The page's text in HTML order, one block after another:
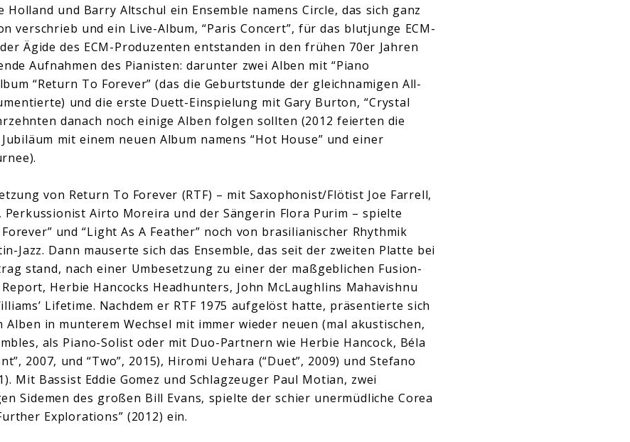
Holland und Barry Altschul ein Ensemble namens Circle, das sich ganz
verschrieb und ein Live-Album, “Paris Concert”, für das blutjunge ECM-
Ägide des ECM-Produzenten entstanden in den frühen 70er Jahren
Aufnahmen des Pianisten: darunter zwei Alben mit “Piano
“Return To Forever” (das die Geburtstunde der gleichnamigen All-
und die erste Duett-Einspielung mit Gary Burton, “Crystal
danach noch einige Alben folgen sollten (2012 feierten die
mit einem neuen Album namens “Hot House” und einer
von Return To Forever (RTF) – mit Saxophonist/Flötist Joe Farrell,
Perkussionist Airto Moreira und der Sängerin Flora Purim – spielte
und “Light As A Feather” noch von brasilianischer Rhythmik
Jazz. Dann mauserte sich das Ensemble, das seit der zweiten Platte bei
stand, nach einer Umbesetzung zu einer der maßgeblichen Fusion-
Herbie Hancocks Headhunters, John McLaughlins Mahavishnu
Lifetime. Nachdem er RTF 1975 aufgelöst hatte, präsentierte sich
Alben in munterem Wechsel mit immer wieder neuen (mal akustischen,
als Piano-Solist oder mit Duo-Partnern wie Herbie Hancock, Béla
2007, und “Two”, 2015), Hiromi Uehara (“Duet”, 2009) und Stefano
Mit Bassist Eddie Gomez und Schlagzeuger Paul Motian, zwei
Sidemen des großen Bill Evans, spielte der schier unermüdliche Corea
Explorations” (2012) ein.